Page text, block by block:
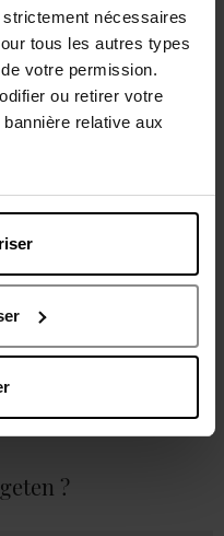
nécessaires
tous les autres types
votre permission.
ou retirer votre
relative aux
?